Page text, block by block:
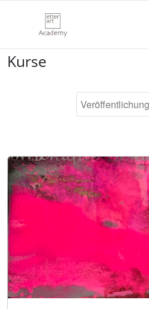
Kurse